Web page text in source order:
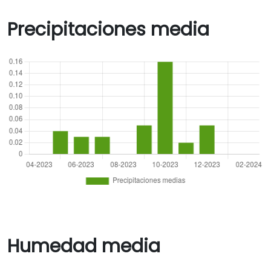
Precipitaciones media
Humedad media